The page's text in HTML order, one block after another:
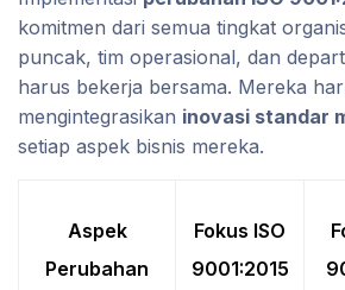
komitmen dari semua tingkat
puncak, tim operasional, dan
harus bekerja bersama. Mereka
mengintegrasikan inovasi standar
setiap aspek bisnis mereka.
Aspek
Perubahan
Fokus ISO
9001:2015